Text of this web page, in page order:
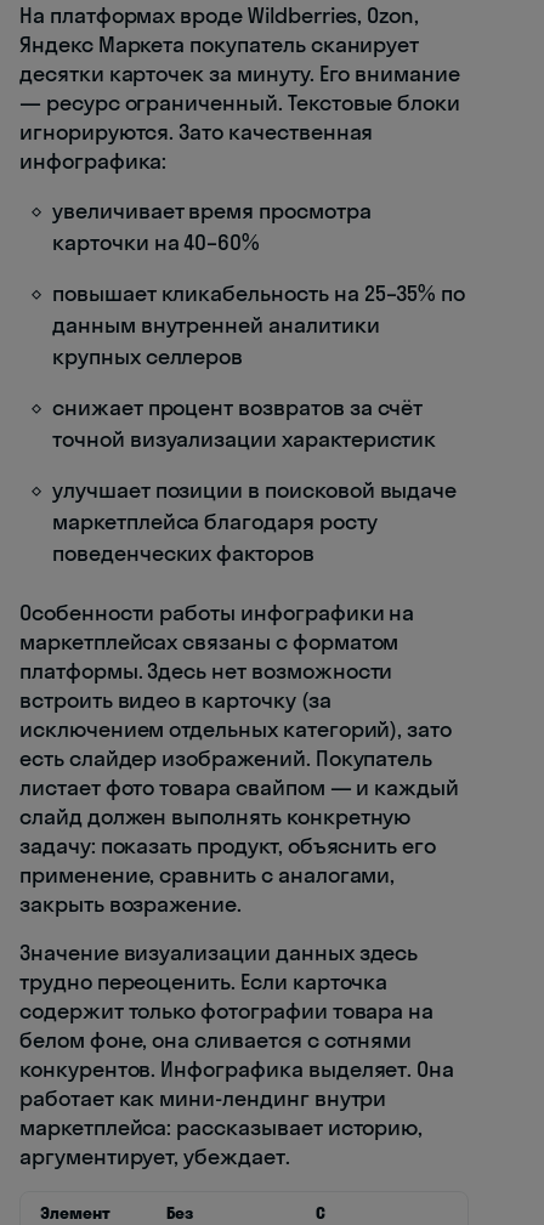
На платформах вроде Wildberries, Ozon,
Яндекс Маркета покупатель сканирует
десятки карточек за минуту. Его внимание
— ресурс ограниченный. Текстовые блоки
игнорируются. Зато качественная
инфографика:
увеличивает время просмотра
карточки на 40–60%
повышает кликабельность на 25–35% по
данным внутренней аналитики
крупных селлеров
снижает процент возвратов за счёт
точной визуализации характеристик
улучшает позиции в поисковой выдаче
маркетплейса благодаря росту
поведенческих факторов
Особенности работы инфографики на
маркетплейсах связаны с форматом
платформы. Здесь нет возможности
встроить видео в карточку (за
исключением отдельных категорий), зато
есть слайдер изображений. Покупатель
листает фото товара свайпом — и каждый
слайд должен выполнять конкретную
задачу: показать продукт, объяснить его
применение, сравнить с аналогами,
закрыть возражение.
Значение визуализации данных здесь
трудно переоценить. Если карточка
содержит только фотографии товара на
белом фоне, она сливается с сотнями
конкурентов. Инфографика выделяет. Она
работает как мини-лендинг внутри
маркетплейса: рассказывает историю,
аргументирует, убеждает.
Элемент
Без
С